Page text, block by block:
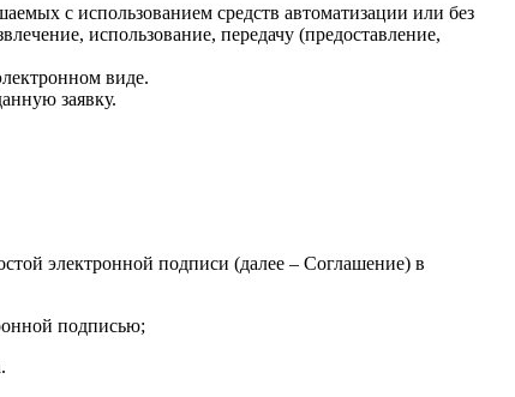
с использованием средств автоматизации или без
использование, передачу (предоставление,
виде.
заявку.
электронной подписи (далее – Соглашение) в
подписью;